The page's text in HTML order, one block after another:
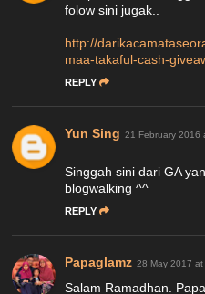
folow sini jugak..
http://
maa-takaful-cash-
REPLY
Yun Sing 21 February 2016
Singgah sini dari GA
blogwalking ^^
REPLY
Papaglamz 28 May 2017 at
Salam Ramadhan.